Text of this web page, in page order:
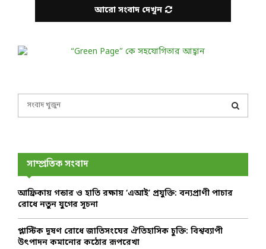
আরো সংবাদ দেখুন
f
r
E
A
সাম্প্রতিক সংবাদ
আফ্রিকায় গন্ডার ও হাতি রক্ষায় ‘এআই’ প্রযুক্তি: বন্যপ্রাণী পাচার
রোধে নতুন যুগের সূচনা
প্লাস্টিক দূষণ রোধে জাতিসংঘের ঐতিহাসিক চুক্তি: বিশ্বব্যাপী
উৎপাদন কমানোর কঠোর রূপরেখা